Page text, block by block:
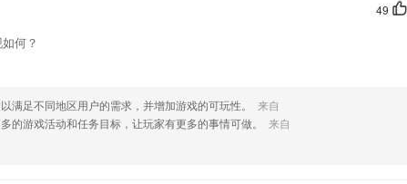
49
何？
满足不同地区用户的需求，并增加游戏的可玩性。
来自
的游戏活动和任务目标，让玩家有更多的事情可做。
来自